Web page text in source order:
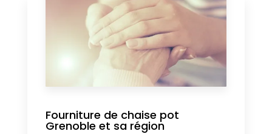
Fourniture de chaise pot
Grenoble et sa région